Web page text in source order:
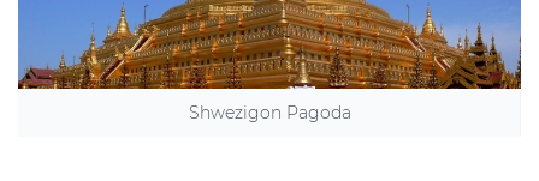
Shwezigon Pagoda